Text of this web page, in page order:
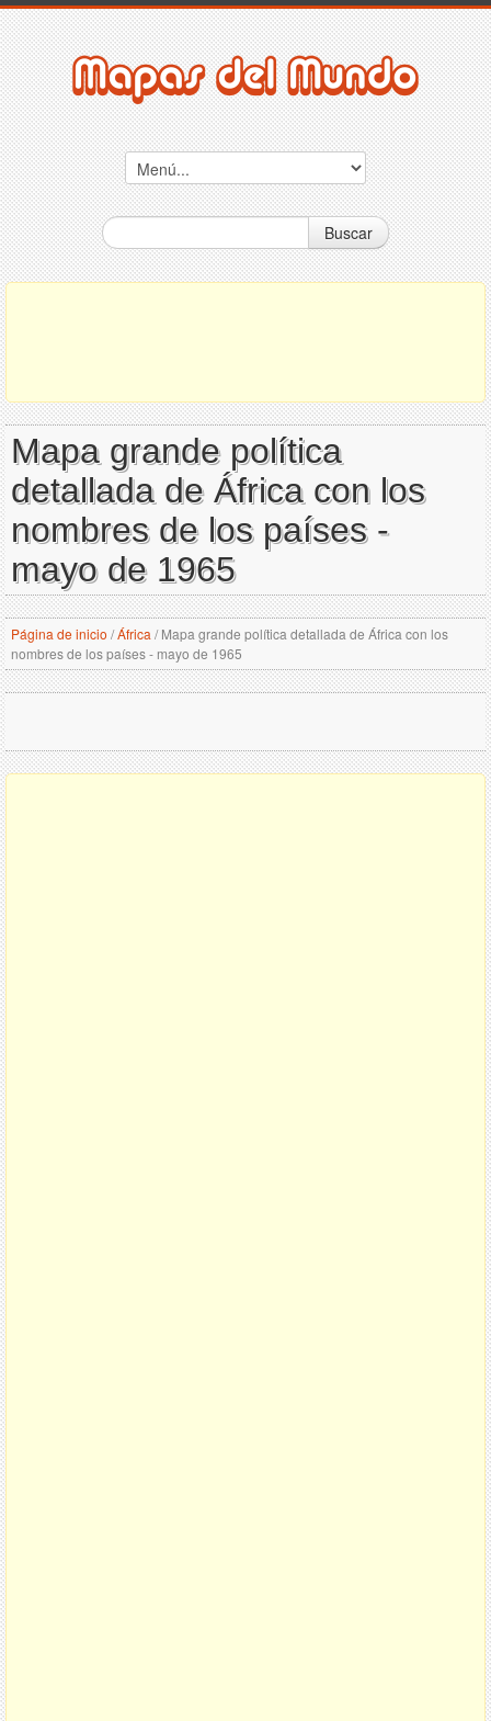
Buscar
Mapa grande política
detallada de África con los
nombres de los países -
mayo de 1965
Página de inicio /África /Mapa grande política detallada de África con los
nombres de los países - mayo de 1965